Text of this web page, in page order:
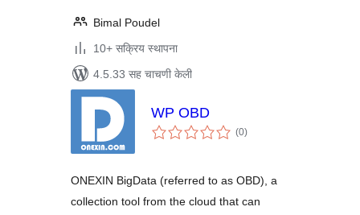
Bimal Poudel
10+ सक्रिय स्थापना
4.5.33 सह चाचणी केली
WP OBD
(0एकूण
मूल्यांकन
)
ONEXIN BigData (referred to as OBD), a
collection tool from the cloud that can